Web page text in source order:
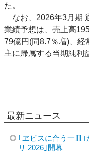
た。
なお、2026年3月期
業績予想は、売上高
79億円(同8.7％増)、経
主に帰属する当期純利
最新ニュース
｢ヱビスに合う一皿
リ 2026｣開幕